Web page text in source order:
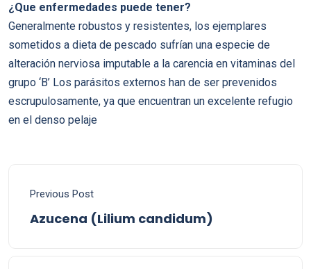
¿Que enfermedades puede tener?
Generalmente robustos y resistentes, los ejemplares
sometidos a dieta de pescado sufrían una especie de
alteración nerviosa imputable a la carencia en vitaminas del
grupo ‘B’ Los parásitos externos han de ser prevenidos
escrupulosamente, ya que encuentran un excelente refugio
en el denso pelaje
Previous Post
Azucena (Lilium candidum)